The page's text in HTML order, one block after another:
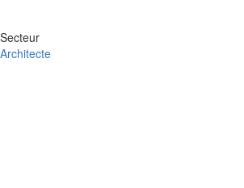
Secteur
Architecte